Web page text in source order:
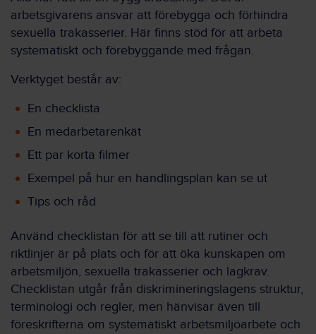
arbetsgivarens ansvar att förebygga och förhindra
sexuella trakasserier. Här finns stöd för att arbeta
systematiskt och förebyggande med frågan.
Verktyget består av:
En checklista
En medarbetarenkät
Ett par korta filmer
Exempel på hur en handlingsplan kan se ut
Tips och råd
Använd checklistan för att se till att rutiner och
riktlinjer är på plats och för att öka kunskapen om
arbetsmiljön, sexuella trakasserier och lagkrav.
Checklistan utgår från diskrimineringslagens struktur,
terminologi och regler, men hänvisar även till
föreskrifterna om systematiskt arbetsmiljöarbete och